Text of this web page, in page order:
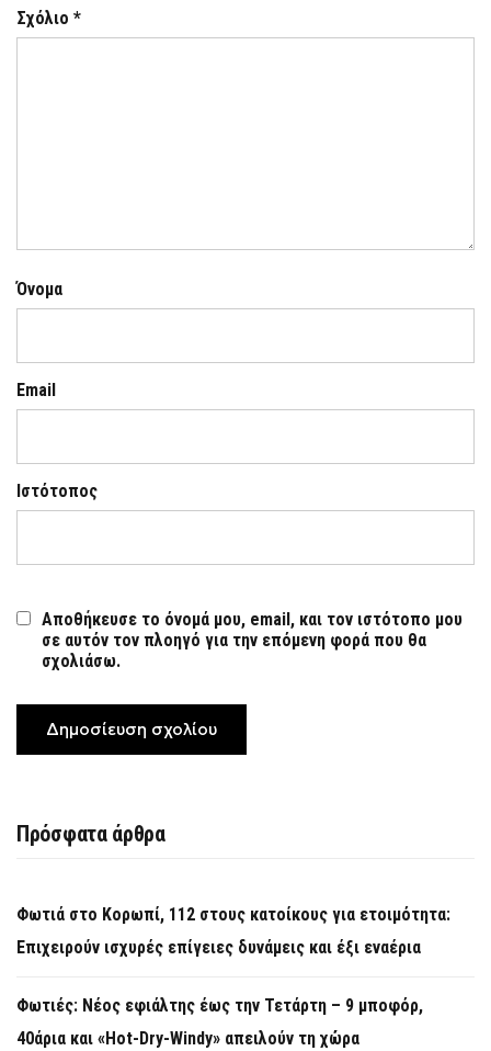
Σχόλιο *
Όνομα
Email
Ιστότοπος
Αποθήκευσε το όνομά μου, email, και τον ιστότοπο μου
σε αυτόν τον πλοηγό για την επόμενη φορά που θα
σχολιάσω.
Πρόσφατα άρθρα
Φωτιά στο Κορωπί, 112 στους κατοίκους για ετοιμότητα:
Επιχειρούν ισχυρές επίγειες δυνάμεις και έξι εναέρια
Φωτιές: Νέος εφιάλτης έως την Τετάρτη – 9 μποφόρ,
40άρια και «Hot-Dry-Windy» απειλούν τη χώρα